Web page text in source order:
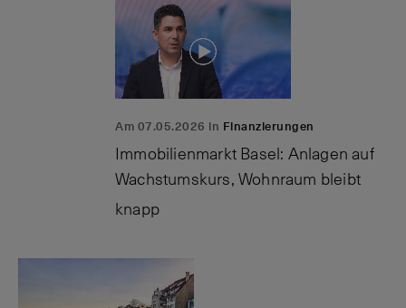
Am 07.05.2026 in Finanzierungen
Immobilienmarkt Basel: Anlagen auf
Wachstumskurs, Wohnraum bleibt
knapp